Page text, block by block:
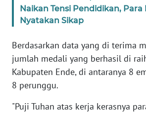
Naikan Tensi Pendidikan, Para
Nyatakan Sikap
Berdasarkan data yang di terima
jumlah medali yang berhasil di
Kabupaten Ende, di antaranya 8
8 perunggu.
"Puji Tuhan atas kerja kerasnya
KARIR
Wahana
News
Regional
WN